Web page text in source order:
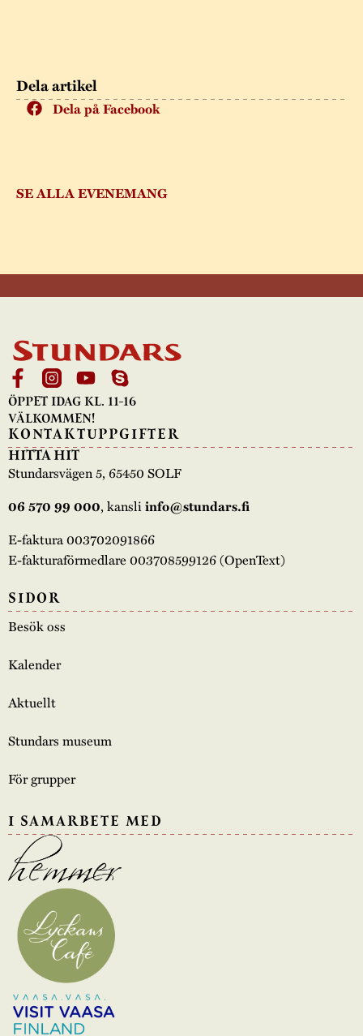
Dela artikel
Dela på Facebook
SE ALLA EVENEMANG
ÖPPET IDAG KL. 11-16
VÄLKOMMEN!
KONTAKTUPPGIFTER
HITTA HIT
Stundarsvägen 5, 65450 SOLF
06 570 99 000, kansliinfo@stundars.fi
E-faktura 003702091866
E-fakturaförmedlare 003708599126 (OpenText)
SIDOR
Besök oss
Kalender
Aktuellt
Stundars museum
För grupper
I SAMARBETE MED